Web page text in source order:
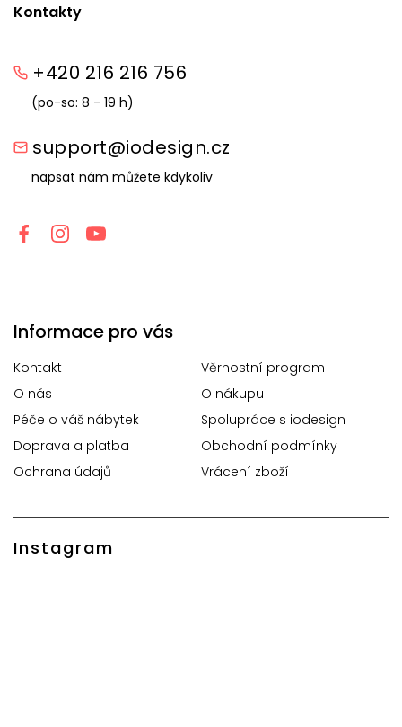
Kontakty
+420 216 216 756
(po-so: 8 - 19 h)
support@iodesign.cz
napsat nám můžete kdykoliv
Informace pro vás
Kontakt
Věrnostní program
O nás
O nákupu
Péče o váš nábytek
Spolupráce s iodesign
Doprava a platba
Obchodní podmínky
Ochrana údajů
Vrácení zboží
Instagram